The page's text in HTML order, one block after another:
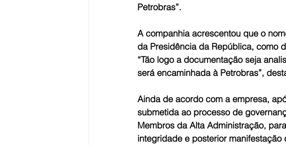
Petrobras”.
A companhia acrescentou que o
da Presidência da República, como
“Tão logo a documentação seja
será encaminhada à Petrobras”,
Ainda de acordo com a empresa,
submetida ao processo de
Membros da Alta Administração,
integridade e posterior